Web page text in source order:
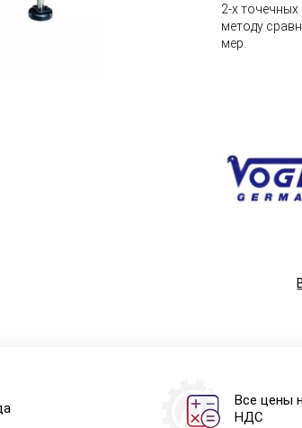
2-х
методу
мер.
Все цены
НДС